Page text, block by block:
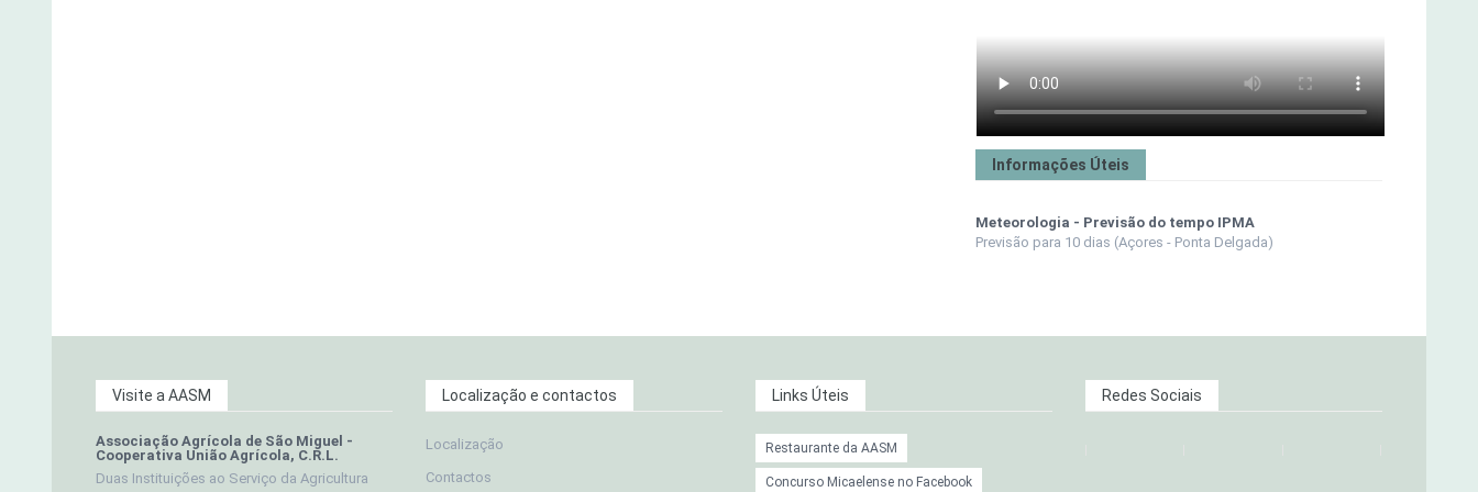
Informações Úteis
Meteorologia - Previsão do tempo IPMA
Previsão para 10 dias (Açores - Ponta Delgada)
Visite a AASM
Associação Agrícola de São Miguel -
Cooperativa União Agrícola, C.R.L.
Duas Instituições ao Serviço da Agricultura
Localização e contactos
Localização
Contactos
Links Úteis
Restaurante da AASM
Concurso Micaelense no Facebook
Redes Sociais